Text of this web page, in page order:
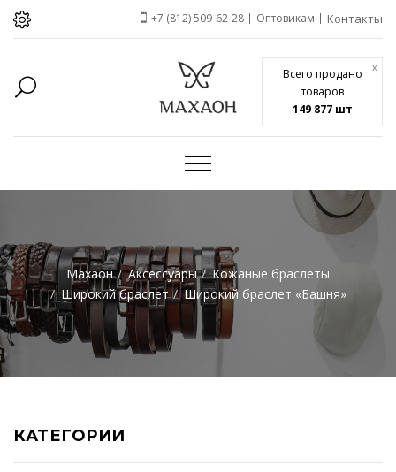
Всего продано
товаров
149 877 шт
x
+7 (812) 509-62-28 Оптовикам Контакты
Махаон Аксессуары
Кожаные браслеты
Широкий браслет
Широкий браслет «Башня»
КАТЕГОРИИ